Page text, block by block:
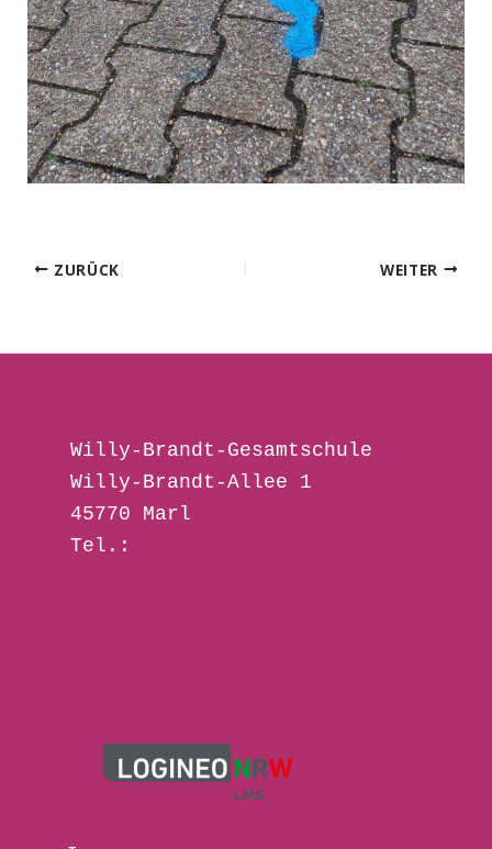
ZURÜCK WEITER
Willy-Brandt-Gesamtschule
Willy-Brandt-Allee 1
45770 Marl
Tel.: